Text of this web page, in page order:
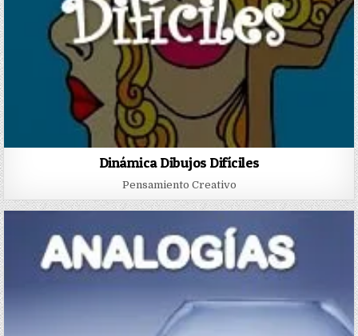
Dinámica Dibujos Difíciles
Pensamiento Creativo